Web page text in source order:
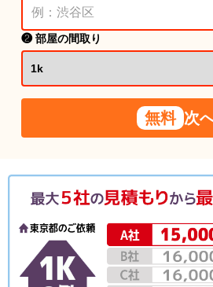
❷ 部屋の間取り
無料 次